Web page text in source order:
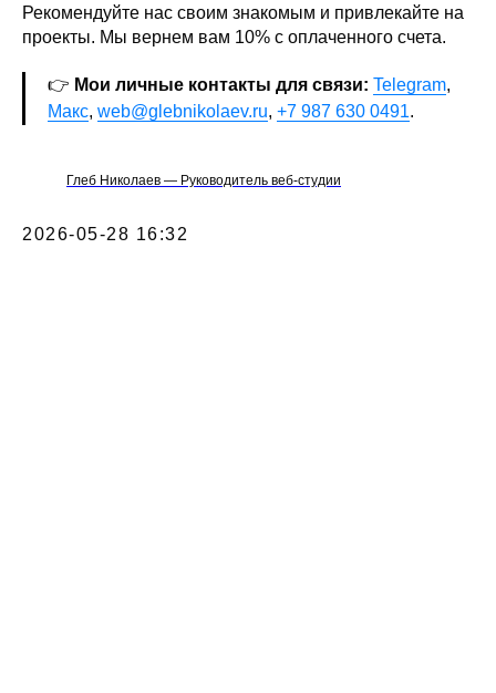
Рекомендуйте нас своим знакомым и привлекайте на
проекты. Мы вернем вам 10% с оплаченного счета.
👉 Мои личные контакты для связи: Telegram,
Макс, web@glebnikolaev.ru, +7 987 630 0491.
Глеб Николаев — Руководитель веб-студии
2026-05-28 16:32